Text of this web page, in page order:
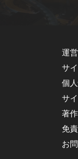
運
サ
個
サ
著
免
お